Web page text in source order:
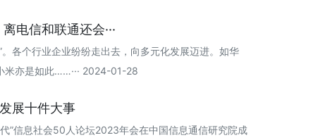
电信和联通还会···
各个行业企业纷纷走出去，向多元化发展迈进。如华
米亦是如此……··· 2024-01-28
展十件大事
”信息社会50人论坛2023年会在中国信息通信研究院成